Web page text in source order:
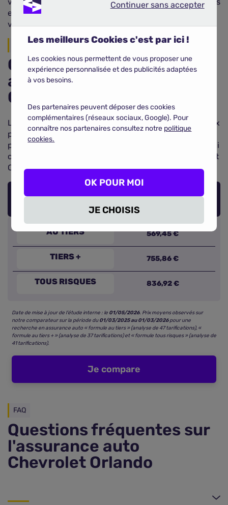
et d’assurer une protection optimale pour votre
véhicule familial.
Garanties du contrat
Quel est le prix d'une
assurance Chevrolet
Orlando ?
Le tableau ci-dessous présente une estimation des prix
pour les différentes formules d’assurance. Il vous
permet decomparer les garanties
et de choisir celle qui
correspond le mieux à vos attentes et à votre Chevrolet
Orlando.
PRIX MOYEN PAR FORMULE
AU TIERS 569,45 €
TIERS + 755,86 €
TOUS RISQUES 836,92 €
Date de mise à jour de l’étude interne : le 01/05/2026. Prix moyens observés sur
notre comparateur sur la période du01/03/2025 au 01/03/2026pour une
recherche en assurance auto « formule au tiers » (analyse de 47 tarifications), «
formule au tiers + » (analyse de 37 tarifications) et « formule tous risques » (analyse de
41 tarifications).
Je compare
FAQ
Questions fréquentes sur
l'assurance auto
Chevrolet Orlando
Continuer sans accepter
Les meilleurs Cookies c'est par ici !
Les cookies nous permettent de vous proposer une
expérience personnalisée et des publicités adaptées
à vos besoins.
Des partenaires peuvent déposer des cookies
complémentaires (réseaux sociaux, Google). Pour
connaître nos partenaires consultez notre politique
cookies.
JE CHOISIS
OK POUR MOI
Continuer sans accepter